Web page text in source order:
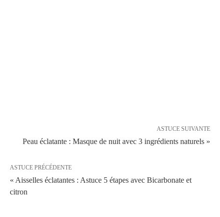
ASTUCE SUIVANTE
Peau éclatante : Masque de nuit avec 3 ingrédients naturels »
ASTUCE PRÉCÉDENTE
« Aisselles éclatantes : Astuce 5 étapes avec Bicarbonate et
citron